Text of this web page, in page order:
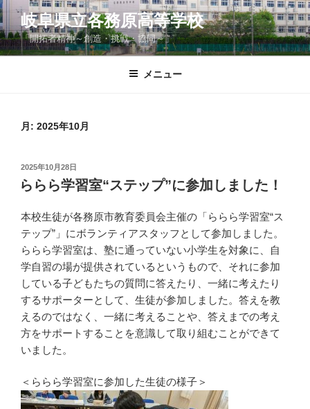
コ
ン
テ
ン
岐阜県立各務原高等学校
「開拓者精神～創造・挑戦・協同～」
メニュー
月: 2025年10月
投
稿
日:
2025年10月28日
ららら学習室“ステップ”に参加しました！
本校生徒が各務原市教育委員会主催の「ららら学習室“ス
テップ”」にボランティアスタッフとして参加しました。
ららら学習室は、塾に通っていない小学生を対象に、自
学自習の場が提供されているというもので、それに参加
している子どもたちの質問に答えたり、一緒に考えたり
するサポーターとして、生徒が参加しました。答えを教
えるのではなく、一緒に考えることや、答えまでの考え
方をサポートすることを意識して取り組むことができて
いました。
＜ららら学習室に参加した生徒の様子＞